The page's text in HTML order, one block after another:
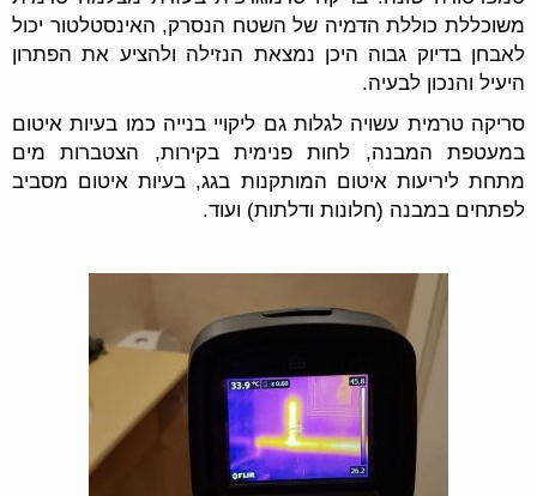
משוכללת כוללת הדמיה של השטח הנסרק, האינסטלטור יכול
לאבחן בדיוק גבוה היכן נמצאת הנזילה ולהציע את הפתרון
היעיל והנכון לבעיה.
סריקה טרמית עשויה לגלות גם ליקויי בנייה כמו בעיות איטום
במעטפת המבנה, לחות פנימית בקירות, הצטברות מים
מתחת ליריעות איטום המותקנות בגג, בעיות איטום מסביב
לפתחים במבנה (חלונות ודלתות) ועוד.